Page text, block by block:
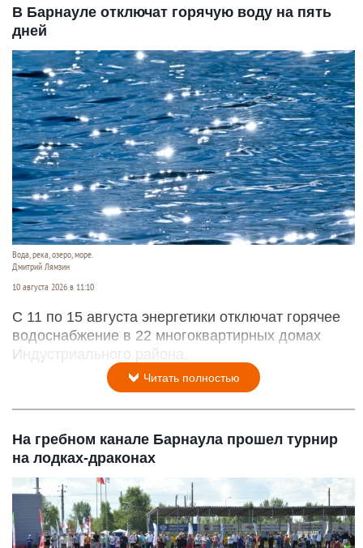
В Барнауле отключат горячую воду на пять
дней
Вода, река, озеро, море.
Дмитрий Лямзин
10 августа 2026 в 11:10
С 11 по 15 августа энергетики отключат горячее
водоснабжение в 22 многоквартирных домах
Индустриального района.
Читать полностью
На гребном канале Барнаула прошел турнир
на лодках-драконах